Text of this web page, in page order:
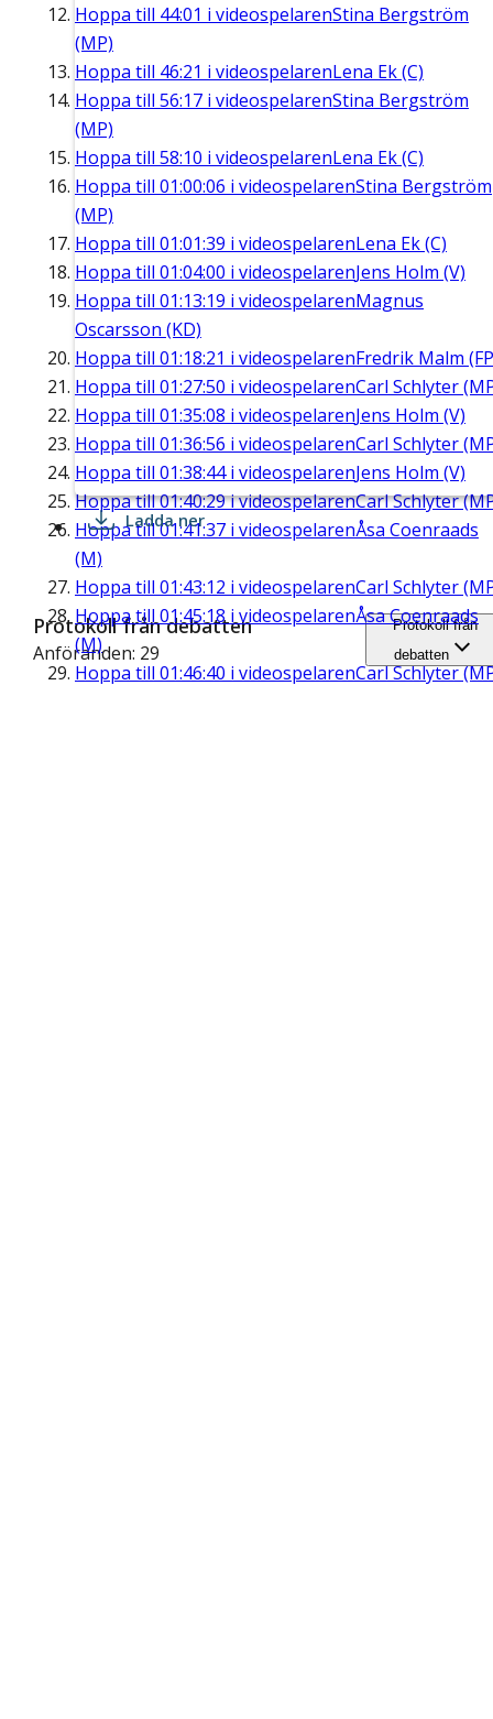
Hoppa till 44:01 i videospelarenStina Bergström
(MP)
Hoppa till 46:21 i videospelarenLena Ek (C)
Hoppa till 56:17 i videospelarenStina Bergström
(MP)
Hoppa till 58:10 i videospelarenLena Ek (C)
Hoppa till 01:00:06 i videospelarenStina Bergström
(MP)
Hoppa till 01:01:39 i videospelarenLena Ek (C)
Hoppa till 01:04:00 i videospelarenJens Holm (V)
Hoppa till 01:13:19 i videospelarenMagnus
Oscarsson (KD)
Hoppa till 01:18:21 i videospelarenFredrik Malm
Hoppa till 01:27:50 i videospelarenCarl Schlyter
Hoppa till 01:35:08 i videospelarenJens Holm (V)
Hoppa till 01:36:56 i videospelarenCarl Schlyter
Hoppa till 01:38:44i videospelarenJens Holm (V)
Hoppa till01:40:29i videospelarenCarl Schlyter
Hoppa till01:41:37 i videospelarenÅsa Coenraads
(M)
Hoppa till 01:43:12 i videospelarenCarl Schlyter
Hoppa till 01:45:18 i videospelarenÅsa Coenraads
(M)
Hoppa till 01:46:40 i videospelarenCarl Schlyter
Ladda ner
Protokoll från debatten
Anföranden: 29
Protokoll från
debatten